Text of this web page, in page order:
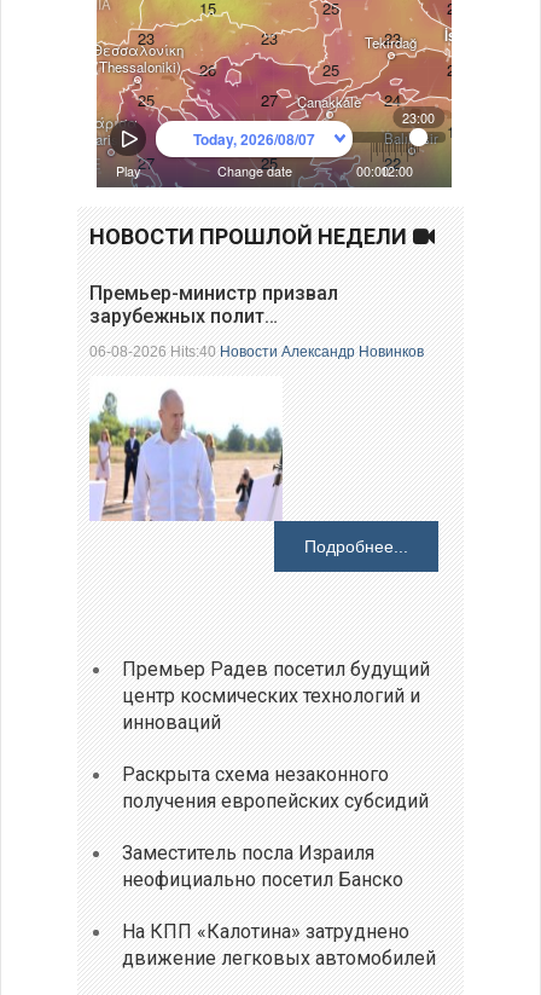
НОВОСТИ ПРОШЛОЙ НЕДЕЛИ
Премьер-министр призвал
зарубежных полит…
06-08-2026 Hits:40Новости Александр Новинков
Подробнее...
Премьер Радев посетил будущий
центр космических технологий и
инноваций
Раскрыта схема незаконного
получения европейских субсидий
Заместитель посла Израиля
неофициально посетил Банско
На КПП «Калотина» затруднено
движение легковых автомобилей